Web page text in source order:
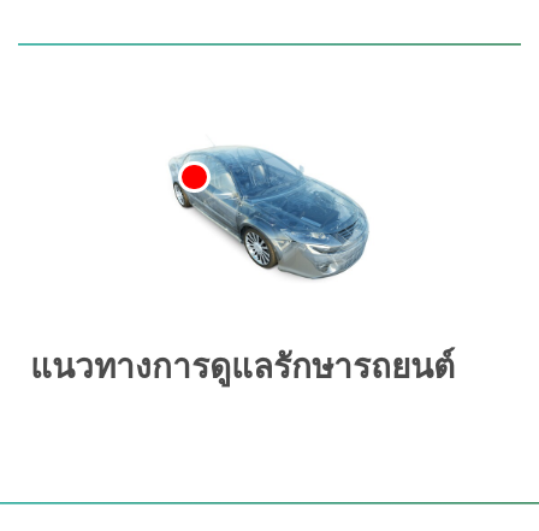
แนวทางการดูแลรักษารถยนต์